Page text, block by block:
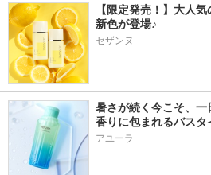
【限定発売！】大人
新色が登場♪
セザンヌ
暑さが続く今こそ、
香りに包まれるバスタ
アユーラ